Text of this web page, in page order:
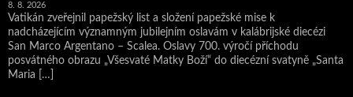
8. 8. 2026
Vatikán zveřejnil papežský list a složení papežské mise k
nadcházejícím významným jubilejním oslavám v kalábrijské diecézi
San Marco Argentano – Scalea. Oslavy 700. výročí příchodu
posvátného obrazu „Všesvaté Matky Boží“ do diecézní svatyně „Santa
Maria […]